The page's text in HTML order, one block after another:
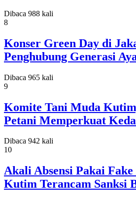
Dibaca 988 kali
8
Konser Green Day di
Penghubung Generasi
Dibaca 965 kali
9
Komite Tani Muda
Petani Memperkuat
Dibaca 942 kali
10
Akali Absensi Pakai Fake
Kutim Terancam Sanksi